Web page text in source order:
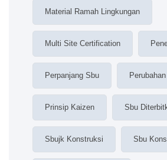
Material Ramah Lingkungan
Multi Site Certification
Perpanjang Sbu
Prinsip Kaizen Sbu
Sbujk Konstruksi Sbu